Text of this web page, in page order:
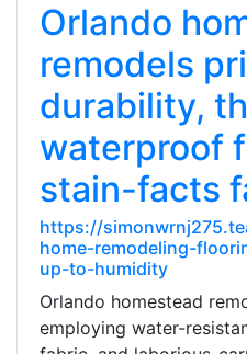
Orlando
remodels
durability,
waterproof
stain-facts
https://
home-remodeling-
up-to-humidity
Orlando homestead
employing water-